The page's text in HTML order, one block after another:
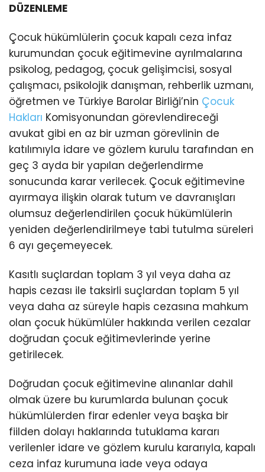
DÜZENLEME
Çocuk hükümlülerin çocuk kapalı ceza infaz
kurumundan çocuk eğitimevine ayrılmalarına
psikolog, pedagog, çocuk gelişimcisi, sosyal
çalışmacı, psikolojik danışman, rehberlik uzmanı,
öğretmen ve Türkiye Barolar Birliği’nin Çocuk
Hakları Komisyonundan görevlendireceği
avukat gibi en az bir uzman görevlinin de
katılımıyla idare ve gözlem kurulu tarafından en
geç 3 ayda bir yapılan değerlendirme
sonucunda karar verilecek. Çocuk eğitimevine
ayırmaya ilişkin olarak tutum ve davranışları
olumsuz değerlendirilen çocuk hükümlülerin
yeniden değerlendirilmeye tabi tutulma süreleri
6 ayı geçemeyecek.
Kasıtlı suçlardan toplam 3 yıl veya daha az
hapis cezası ile taksirli suçlardan toplam 5 yıl
veya daha az süreyle hapis cezasına mahkum
olan çocuk hükümlüler hakkında verilen cezalar
doğrudan çocuk eğitimevlerinde yerine
getirilecek.
Doğrudan çocuk eğitimevine alınanlar dahil
olmak üzere bu kurumlarda bulunan çocuk
hükümlülerden firar edenler veya başka bir
fiilden dolayı haklarında tutuklama kararı
verilenler idare ve gözlem kurulu kararıyla, kapalı
ceza infaz kurumuna iade veya odaya